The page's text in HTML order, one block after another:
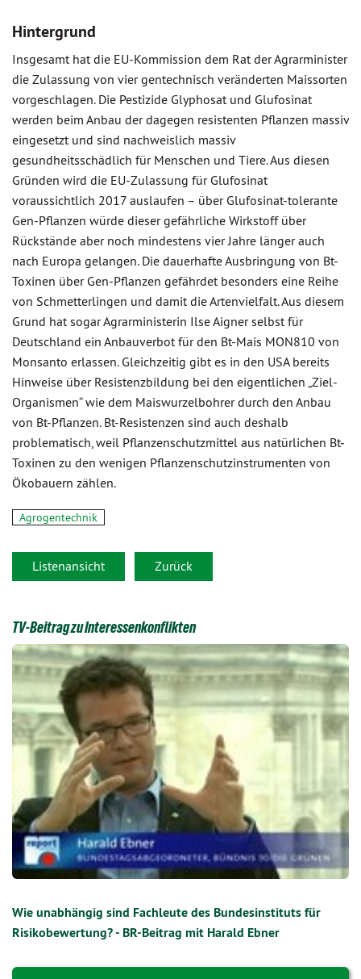
Hintergrund
Insgesamt hat die EU-Kommission dem Rat der Agrarminister
die Zulassung von vier gentechnisch veränderten Maissorten
vorgeschlagen. Die Pestizide Glyphosat und Glufosinat
werden beim Anbau der dagegen resistenten Pflanzen massiv
eingesetzt und sind nachweislich massiv
gesundheitsschädlich für Menschen und Tiere. Aus diesen
Gründen wird die EU-Zulassung für Glufosinat
voraussichtlich 2017 auslaufen – über Glufosinat-tolerante
Gen-Pflanzen würde dieser gefährliche Wirkstoff über
Rückstände aber noch mindestens vier Jahre länger auch
nach Europa gelangen. Die dauerhafte Ausbringung von Bt-
Toxinen über Gen-Pflanzen gefährdet besonders eine Reihe
von Schmetterlingen und damit die Artenvielfalt. Aus diesem
Grund hat sogar Agrarministerin Ilse Aigner selbst für
Deutschland ein Anbauverbot für den Bt-Mais MON810 von
Monsanto erlassen. Gleichzeitig gibt es in den USA bereits
Hinweise über Resistenzbildung bei den eigentlichen „Ziel-
Organismen“ wie dem Maiswurzelbohrer durch den Anbau
von Bt-Pflanzen. Bt-Resistenzen sind auch deshalb
problematisch, weil Pflanzenschutzmittel aus natürlichen Bt-
Toxinen zu den wenigen Pflanzenschutzinstrumenten von
Ökobauern zählen.
Agrogentechnik
Listenansicht Zurück
TV-Beitrag zu Interessenkonflikten
Wie unabhängig sind Fachleute des Bundesinstituts für
Risikobewertung? - BR-Beitrag mit Harald Ebner